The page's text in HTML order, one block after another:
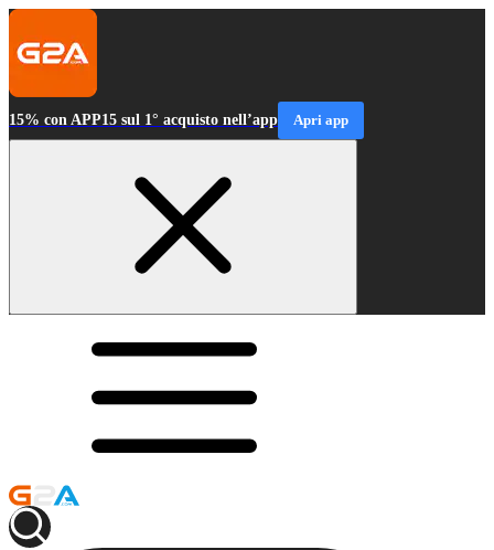
15% con APP15 sul 1° acquisto nell’app Apri app